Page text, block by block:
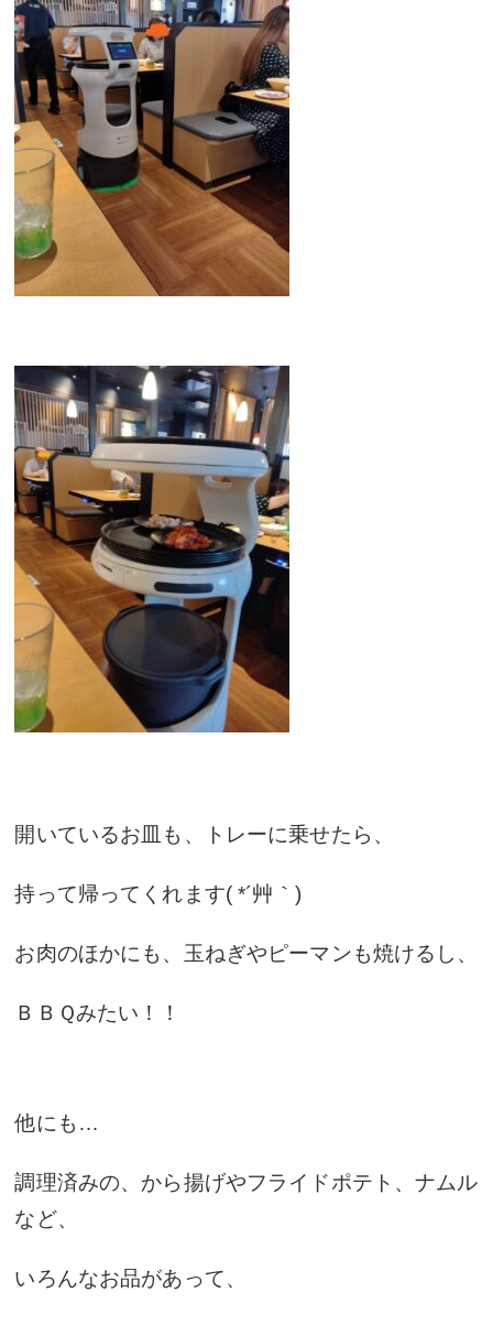
開いているお皿も、トレーに乗せたら、
持って帰ってくれます( *´艸｀)
お肉のほかにも、玉ねぎやピーマンも焼けるし、
ＢＢＱみたい！！
他にも…
調理済みの、から揚げやフライドポテト、ナムル
など、
いろんなお品があって、